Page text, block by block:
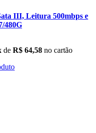
III, Leitura 500mbps e
480G
de R$ 64,58 no cartão